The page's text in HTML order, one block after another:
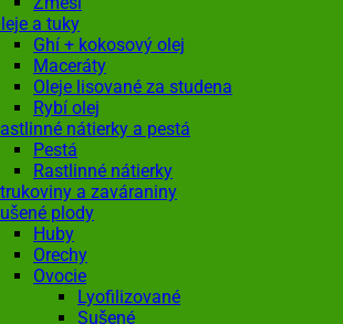
a tuky
Ghí + kokosový olej
Maceráty
Oleje lisované za studena
Rybí olej
nátierky a pestá
Pestá
Rastlinné nátierky
a zaváraniny
plody
Huby
Orechy
Ovocie
Lyofilizované
Sušené